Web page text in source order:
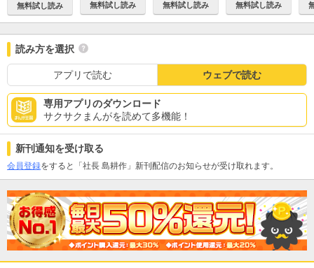
無料試し読み 無料試し読み 無料試し読み 無料試し読み
読み方を選択
アプリで読む ウェブで読む
専用アプリのダウンロード
サクサクまんがを読めて多機能！
新刊通知を受け取る
会員登録をすると「社長 島耕作」新刊配信のお知らせが受け取れます。